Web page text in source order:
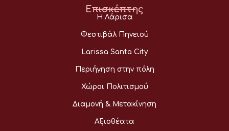
Επισκέπτης
Η Λάρισα
Φεστιβάλ Πηνειού
Larissa Santa City
Περιήγηση στην πόλη
Χώροι Πολιτισμού
Διαμονή & Μετακίνηση
Αξιοθέατα